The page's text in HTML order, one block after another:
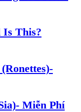
Is This?
Miễn Phí